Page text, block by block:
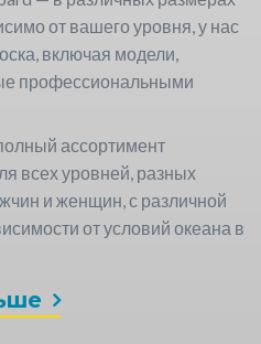
от вашего уровня, у нас
включая модели,
профессиональными
ассортимент
всех уровней, разных
и женщин, с различной
от условий океана в